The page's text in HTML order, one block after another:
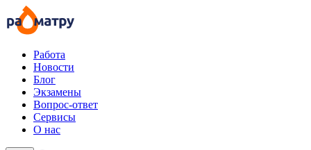
Работа
Новости
Блог
Экзамены
Вопрос-ответ
Сервисы
О нас